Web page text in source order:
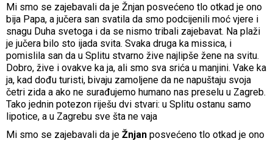
Mi smo se zajebavali da je Žnjan posvećeno tlo otkad je ono
bija Papa, a jučera san svatila da smo podcijenili moć vjere i
snagu Duha svetoga i da se nismo tribali zajebavat. Na plaži
je jučera bilo sto ijada svita. Svaka druga ka missica, i
pomislila san da u Splitu stvarno žive najlipše žene na svitu.
Dobro, žive i ovakve ka ja, ali smo sva srića u manjini. Vake ka
ja, kad dođu turisti, bivaju zamoljene da ne napuštaju svoja
četri zida a ako ne surađujemo humano nas preselu u Zagreb.
Tako jednin potezon riješu dvi stvari: u Splitu ostanu samo
lipotice, a u Zagrebu sve šta ne vaja
Mi smo se zajebavali da je Žnjan posvećeno tlo otkad je ono